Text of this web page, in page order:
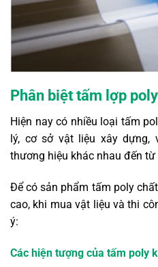
Phân biệt tấm lợp
Hiện nay có nhiều loại tấm
lý, cơ sở vật liệu xây dựng,
thương hiệu khác nhau đến
Để có sản phẩm tấm poly
cao, khi mua vật liệu và thi
ý:
Các hiện tượng của tấm poly